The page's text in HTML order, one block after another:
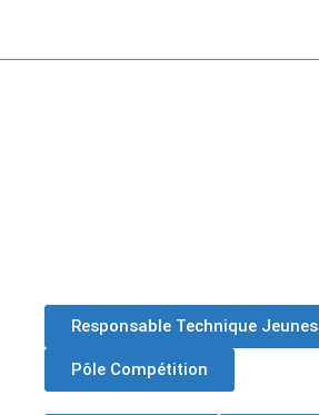
Responsable Technique Jeunes
Pôle Compétition